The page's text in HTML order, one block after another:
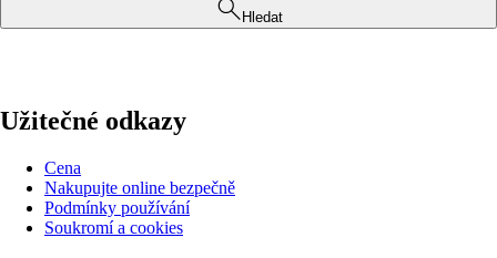
Hledat
Užitečné odkazy
Cena
Nakupujte online bezpečně
Podmínky používání
Soukromí a cookies